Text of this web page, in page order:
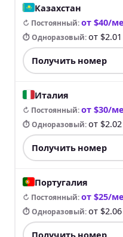
Казахстан
↻ Постоянный:от $40/
⏱ Одноразовый:от $2.01
Получить номер
Италия
↻ Постоянный:от $30/
⏱ Одноразовый:от $2.02
Получить номер
Португалия
↻ Постоянный:от $25/
⏱ Одноразовый:от $2.06